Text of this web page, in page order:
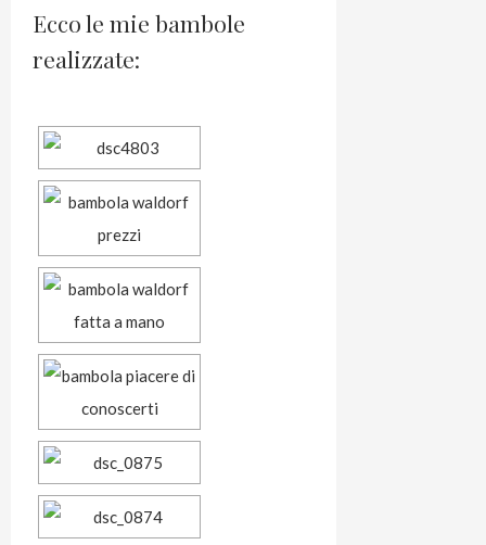
Ecco le mie bambole
realizzate: